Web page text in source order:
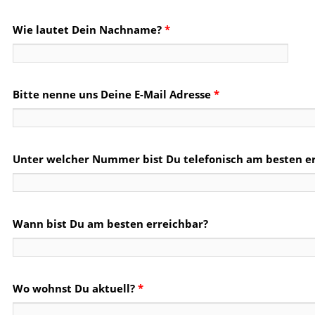
Wie lautet Dein Nachname? *
Bitte nenne uns Deine E-Mail Adresse *
Unter welcher Nummer bist Du telefonisch am besten
Wann bist Du am besten erreichbar?
Wo wohnst Du aktuell? *